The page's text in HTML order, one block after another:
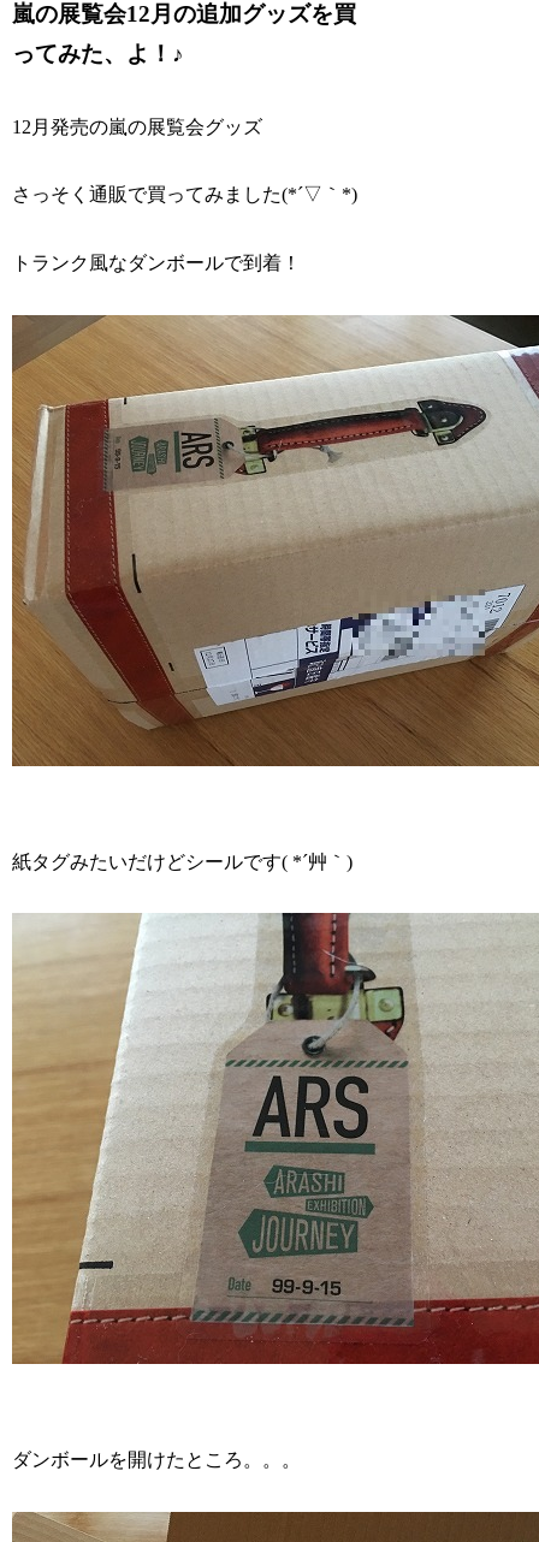
嵐の展覧会12月の追加グッズを買
ってみた、よ！♪
12月発売の嵐の展覧会グッズ
さっそく通販で買ってみました(*´▽｀*)
トランク風なダンボールで到着！
紙タグみたいだけどシールです( *´艸｀)
ダンボールを開けたところ。。。